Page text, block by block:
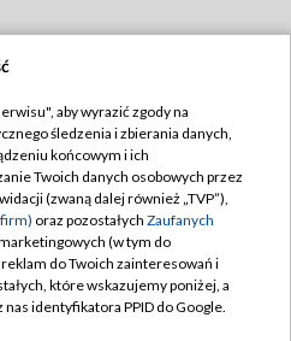
TVP
TVP
prywatności
zgody
Pomoc
aby wyrazić zgody na
śledzenia i zbierania danych,
końcowym i ich
Twoich danych osobowych przez
(zwaną dalej również „TVP”),
oraz pozostałych Zaufanych
(w tym do
do Twoich zainteresowań i
które wskazujemy poniżej, a
identyfikatora PPID do Google.